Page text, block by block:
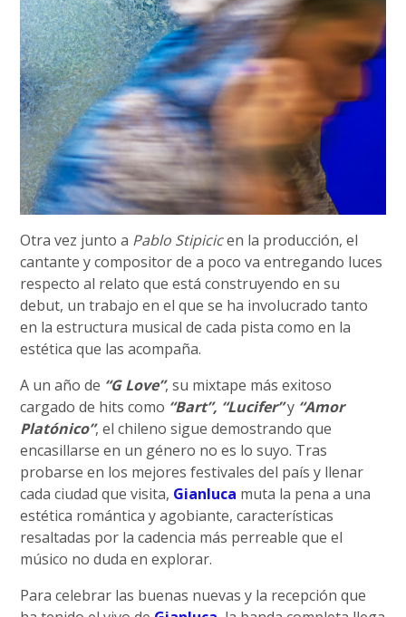
Otra vez junto a Pablo Stipicicen la producción, el
cantante y compositor de a poco va entregando luces
respecto al relato que está construyendo en su
debut, un trabajo en el que se ha involucrado tanto
en la estructura musical de cada pista como en la
estética que las acompaña.
A un año de “G Love”, su mixtape más exitoso
cargado de hits como “Bart”, “Lucifer”y “Amor
Platónico”, el chileno sigue demostrando que
encasillarse en un género no es lo suyo. Tras
probarse en los mejores festivales del país y llenar
cada ciudad que visita, Gianluca muta la pena a una
estética romántica y agobiante, características
resaltadas por la cadencia más perreable que el
músico no duda en explorar.
Para celebrar las buenas nuevas y la recepción que